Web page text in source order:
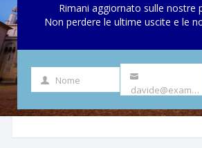
Rimani aggiornato sulle nostre
Non perdere le ultime uscite e le
NomeNome
La
e-
davide@example.com